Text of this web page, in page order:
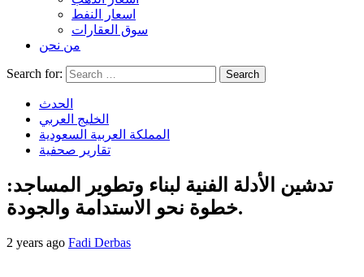
اسعار النفط
سوق العقارات
من نحن
Search for:
الحدث
الخليج العربي
المملكة العربية السعودية
تقارير صحفية
تدشين الأدلة الفنية لبناء وتطوير المساجد:
خطوة نحو الاستدامة والجودة.
2 years ago Fadi Derbas